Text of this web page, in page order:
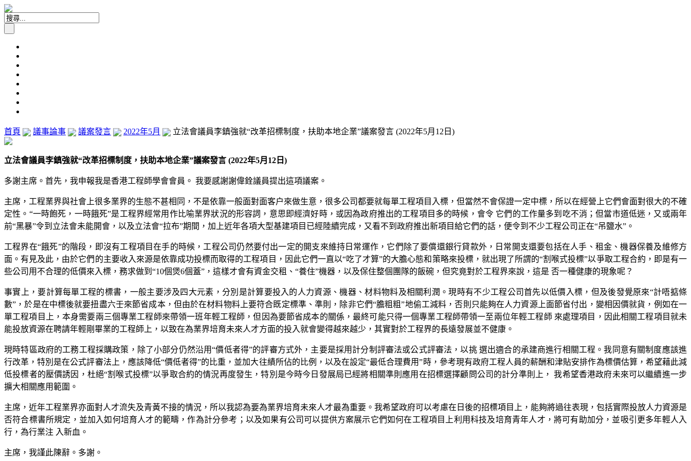
首頁 議事論事 議案發言 2022年5月 立法會議員李鎮強就“改革招標制度，扶助本地企業”議案發言 (2022年5月12日)
立法會議員李鎮強就“改革招標制度，扶助本地企業”議案發言 (2022年5月12日)
多謝主席。首先，我申報我是香港工程師學會會員。 我要感謝謝偉銓議員提出這項議案。
主席，工程業界與社會上很多業界的生態不甚相同，不是依靠一般面對面客户來做生意，很多公司都要就每單工程項目入標，但當然不會保證一定中標，所以在經營上它們會面對很大的不確
定性。“一時飽死，一時餓死”是工程界經常用作比喻業界狀況的形容詞，意思即經濟好時，或因為政府推出的工程項目多的時候，會令 它們的工作量多到吃不消；但當市道低迷，又或兩年
前“黑暴”令到立法會未能開會，以及立法會“拉布”期間，加上近年各項大型基建項目已經陸續完成，又看不到政府推出新項目給它們的話，便令到不少工程公司正在“吊鹽水”。
工程界在“餓死”的階段，即沒有工程項目在手的時候，工程公司仍然要付出一定的開支來維持日常運作，它們除了要償還銀行貸款外，日常開支還要包括在人手、租金、機器保養及維修方
面。有見及此，由於它們的主要收入來源是依靠成功投標而取得的工程項目，因此它們一直以“吃了才算”的大膽心態和策略來投標，就出現了所謂的“割喉式投標”以爭取工程合約，即是有一
些公司用不合理的低價來入標，務求做到“10個煲6個蓋”，這樣才會有資金交租、“養住”機器，以及保住整個團隊的飯碗，但究竟對於工程界來說，這是 否一種健康的現象呢？
事實上，要計算每單工程的標書，一般主要涉及四大元素，分別是計算要投入的人力資源、機器、材料物料及相關利潤。現時有不少工程公司首先以低價入標，但及後發覺原來“計唔掂條
數”，於是在中標後就要扭盡六壬來節省成本，但由於在材料物料上要符合既定標準、準則，除非它們“膽粗粗”地偷工減料，否則只能夠在人力資源上面節省付出，變相因價就貨，例如在一
單工程項目上，本身需要兩三個專業工程師來帶領一班年輕工程師，但因為要節省成本的關係，最終可能只得一個專業工程師帶領一至兩位年輕工程師 來處理項目，因此相關工程項目就未
能投放資源在聘請年輕剛畢業的工程師上，以致在為業界培育未來人才方面的投入就會變得越來越少，其實對於工程界的長遠發展並不健康。
現時特區政府的工務工程採購政策，除了小部分仍然沿用“價低者得”的評審方式外，主要是採用計分制評審法或公式評審法，以挑 選出適合的承建商進行相關工程。我同意有關制度應該進
行改革，特別是在公式評審法上，應該降低“價低者得”的比重，並加大往績所佔的比例，以及在設定“最低合理費用”時，參考現有政府工程人員的薪酬和津貼安排作為標價估算，希望藉此減
低投標者的壓價誘因，杜絕“割喉式投標”以爭取合約的情況再度發生，特別是今時今日發展局已經將相關準則應用在招標選擇顧問公司的計分準則上， 我希望香港政府未來可以繼續進一步
擴大相關應用範圍。
主席，近年工程業界亦面對人才流失及青黃不接的情況，所以我認為要為業界培育未來人才最為重要。我希望政府可以考慮在日後的招標項目上，能夠將過往表現，包括實際投放人力資源是
否符合標書所規定，並加入如何培育人才的範疇，作為計分參考；以及如果有公司可以提供方案展示它們如何在工程項目上利用科技及培育青年人才，將可有助加分，並吸引更多年輕人入
行，為行業注 入新血。
主席，我謹此陳辭。多謝。